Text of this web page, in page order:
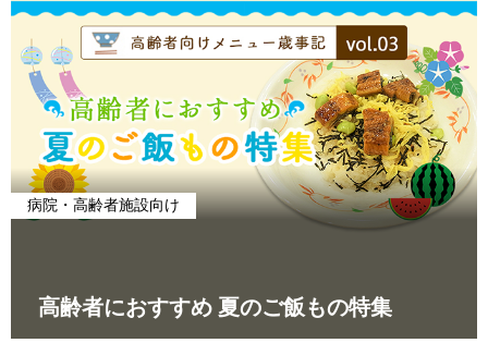
病院・高齢者施設向け
高齢者におすすめ 夏のご飯もの特集